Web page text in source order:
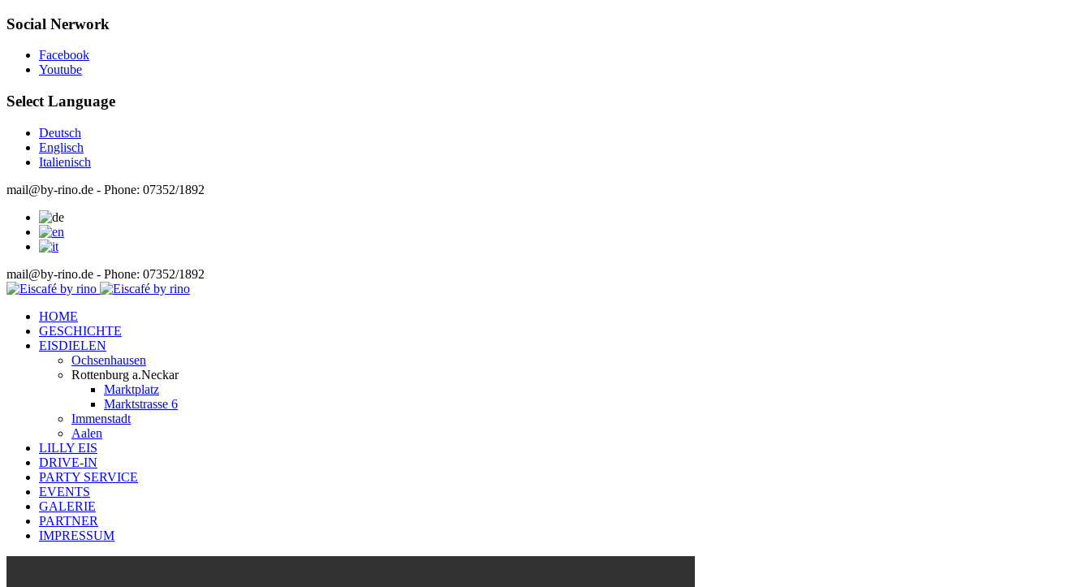
Social Nerwork
Facebook
Youtube
Select Language
Deutsch
Englisch
Italienisch
mail@by-rino.de - Phone: 07352/1892
mail@by-rino.de - Phone: 07352/1892
HOME
GESCHICHTE
EISDIELEN
Ochsenhausen
Rottenburg a.Neckar
Marktplatz
Marktstrasse 6
Immenstadt
Aalen
LILLY EIS
DRIVE-IN
PARTY SERVICE
EVENTS
GALERIE
PARTNER
IMPRESSUM